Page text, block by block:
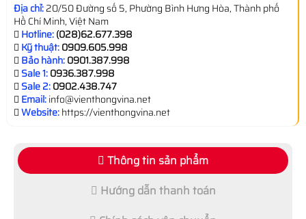
Địa chỉ:20/50 Đường số 5, Phường Bình Hưng Hòa, Thành phố
Hồ Chí Minh, Việt Nam
Hotline:(028)62.677.398
Kỹ thuật:0909.605.998
Bảo hành:0901.387.998
Sale 1:0936.387.998
Sale 2:0902.438.747
Email:info@vienthongvina.net
Website:https://vienthongvina.net
Thông tin sản phẩm
Hướng dẫn thanh toán